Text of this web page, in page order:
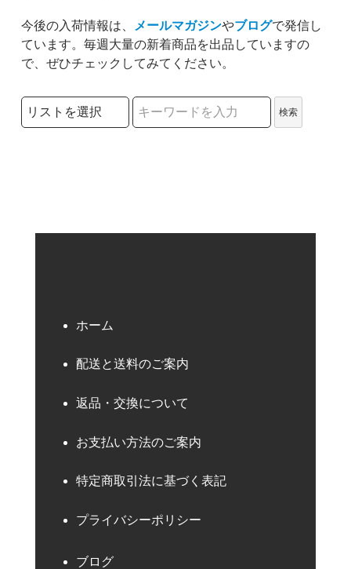
今後の入荷情報は、 メールマガジンやブログで発信し
ています。毎週大量の新着商品を出品していますの
で、ぜひチェックしてみてください。
検索リストの選択
検索
ホーム
配送と送料のご案内
返品・交換について
お支払い方法のご案内
特定商取引法に基づく表記
プライバシーポリシー
ブログ